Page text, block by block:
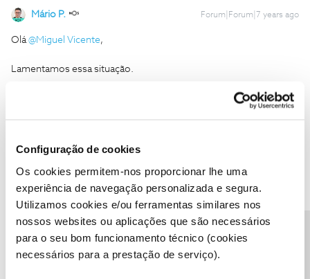
Configuração de cookies
Os cookies permitem-nos proporcionar lhe uma
experiência de navegação personalizada e segura.
Utilizamos cookies e/ou ferramentas similares nos
nossos websites ou aplicações que são necessários
para o seu bom funcionamento técnico (cookies
necessários para a prestação de serviço).
Mário P. Forum|Forum|7 years ago
Olá@Miguel Vicente,
Lamentamos essa situação.
Para o podermos ajudar, pedimos que nos diga se a compra dos
como "Melhor Resposta" e faça "Like" nos melhores comentários.